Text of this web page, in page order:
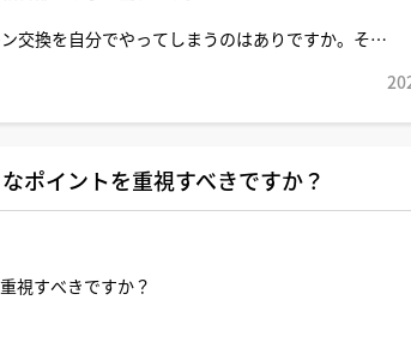
交換を自分でやってしまうのはありですか。それ
ポイントを重視すべきですか？
視すべきですか？